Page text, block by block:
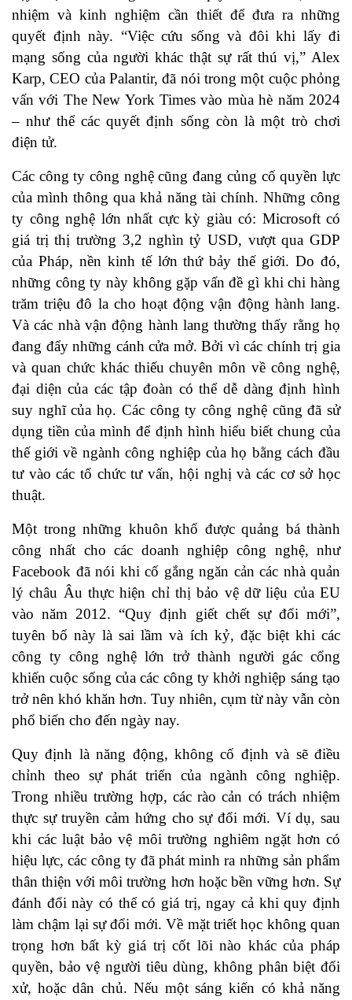
nhiệm và kinh nghiệm cần thiết để đưa ra những
quyết định này. “Việc cứu sống và đôi khi lấy đi
mạng sống của người khác thật sự rất thú vị,” Alex
Karp, CEO của Palantir, đã nói trong một cuộc phỏng
vấn với The New York Times vào mùa hè năm 2024
– như thể các quyết định sống còn là một trò chơi
điện tử.
Các công ty công nghệ cũng đang củng cố quyền lực
của mình thông qua khả năng tài chính. Những công
ty công nghệ lớn nhất cực kỳ giàu có: Microsoft có
giá trị thị trường 3,2 nghìn tỷ USD, vượt qua GDP
của Pháp, nền kinh tế lớn thứ bảy thế giới. Do đó,
những công ty này không gặp vấn đề gì khi chi hàng
trăm triệu đô la cho hoạt động vận động hành lang.
Và các nhà vận động hành lang thường thấy rằng họ
đang đẩy những cánh cửa mở. Bởi vì các chính trị gia
và quan chức khác thiếu chuyên môn về công nghệ,
đại diện của các tập đoàn có thể dễ dàng định hình
suy nghĩ của họ. Các công ty công nghệ cũng đã sử
dụng tiền của mình để định hình hiểu biết chung của
thế giới về ngành công nghiệp của họ bằng cách đầu
tư vào các tổ chức tư vấn, hội nghị và các cơ sở học
thuật.
Một trong những khuôn khổ được quảng bá thành
công nhất cho các doanh nghiệp công nghệ, như
Facebook đã nói khi cố gắng ngăn cản các nhà quản
lý châu Âu thực hiện chỉ thị bảo vệ dữ liệu của EU
vào năm 2012. “Quy định giết chết sự đổi mới”,
tuyên bố này là sai lầm và ích kỷ, đặc biệt khi các
công ty công nghệ lớn trở thành người gác cổng
khiến cuộc sống của các công ty khởi nghiệp sáng tạo
trở nên khó khăn hơn. Tuy nhiên, cụm từ này vẫn còn
phổ biến cho đến ngày nay.
Quy định là năng động, không cố định và sẽ điều
chỉnh theo sự phát triển của ngành công nghiệp.
Trong nhiều trường hợp, các rào cản có trách nhiệm
thực sự truyền cảm hứng cho sự đổi mới. Ví dụ, sau
khi các luật bảo vệ môi trường nghiêm ngặt hơn có
hiệu lực, các công ty đã phát minh ra những sản phẩm
thân thiện với môi trường hơn hoặc bền vững hơn. Sự
đánh đổi này có thể có giá trị, ngay cả khi quy định
làm chậm lại sự đổi mới. Về mặt triết học không quan
trọng hơn bất kỳ giá trị cốt lõi nào khác của pháp
quyền, bảo vệ người tiêu dùng, không phân biệt đối
xử, hoặc dân chủ. Nếu một sáng kiến có khả năng